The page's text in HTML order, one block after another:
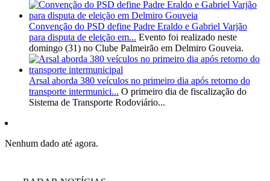
Convenção do PSD define Padre Eraldo e Gabriel Varjão
para disputa de eleição em... Evento foi realizado neste
domingo (31) no Clube Palmeirão em Delmiro Gouveia.
Arsal aborda 380 veículos no primeiro dia após retorno do
transporte intermunici... O primeiro dia de fiscalização do
Sistema de Transporte Rodoviário...
Nenhum dado até agora.